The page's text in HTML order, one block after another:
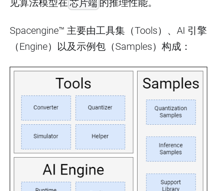
见算法模型在 芯片端 的推理性能。
Spacengine™ 主要由工具集（Tools）、AI 引擎
（Engine）以及示例包（Samples）构成：